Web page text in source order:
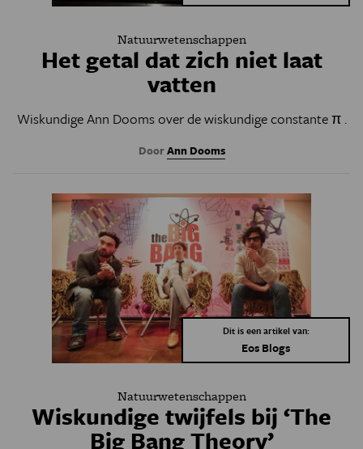
Natuurwetenschappen
Het getal dat zich niet laat
vatten
Wiskundige Ann Dooms over de wiskundige constante π .
DoorAnn Dooms
Dit is een artikel van:
Eos Blogs
Natuurwetenschappen
Wiskundige twijfels bij ‘The
Big Bang Theory’